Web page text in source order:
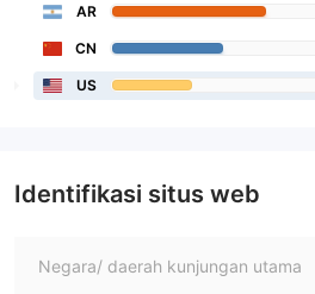
AR
CN
US
Identifikasi situs web
Negara/ daerah kunjungan utama